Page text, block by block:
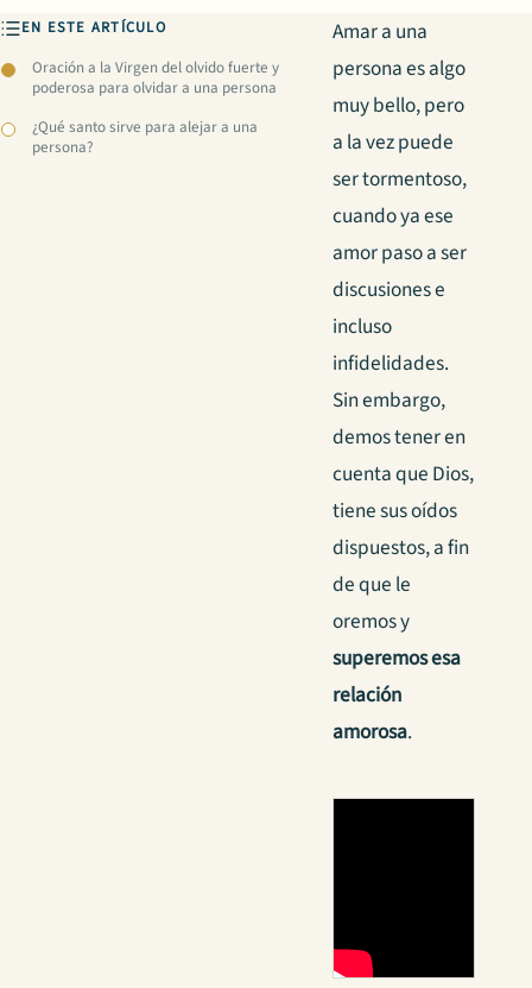
EN ESTE ARTÍCULO
Oración a la Virgen del olvido fuerte y
poderosa para olvidar a una persona
¿Qué santo sirve para alejar a una
persona?
Amar a una
persona es algo
muy bello, pero
a la vez puede
ser tormentoso,
cuando ya ese
amor paso a ser
discusiones e
incluso
infidelidades.
Sin embargo,
demos tener en
cuenta que Dios,
tiene sus oídos
dispuestos, a fin
de que le
oremos y
superemos esa
relación
amorosa.